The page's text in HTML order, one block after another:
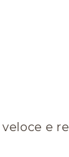
e